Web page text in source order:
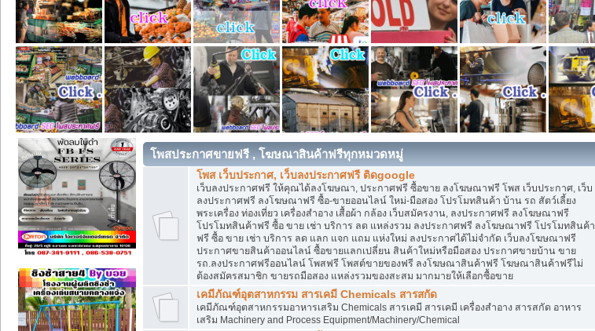
โพสประกาศขายฟรี , โฆษณาสินค้าฟรีทุกหมวดหมู่
โพส เว็บประกาศ, เว็บลงประกาศฟรี ติดgoogle
เว็บลงประกาศฟรี ให้คุณได้ลงโฆษณา, ประกาศฟรี ซื้อขาย ลงโฆษณาฟรี โพส เว็บประกาศ, เว็บ
ลงประกาศฟรี ลงโฆษณาฟรี ซื้อ-ขายออนไลน์ ใหม่-มือสอง โปรโมทสินค้า บ้าน รถ สัตว์เลี้ยง
พระเครื่อง ท่องเที่ยว เครื่องสำอาง เสื้อผ้า กล้อง เว็บสมัครงาน, ลงประกาศฟรี ลงโฆษณาฟรี
โปรโมทสินค้าฟรี ซื้อ ขาย เช่า บริการ ลด แหล่งรวม ลงประกาศฟรี ลงโฆษณาฟรี โปรโมทสินค้า
ฟรี ซื้อ ขาย เช่า บริการ ลด แลก แจก แถม แห่งใหม่ ลงประกาศได้ไม่จำกัด เว็บลงโฆษณาฟรี
ประกาศขายสินค้าออนไลน์ ซื้อขายแลกเปลี่ยน สินค้าใหม่หรือมือสอง ประกาศขายบ้าน ขาย
รถ.ลงประกาศฟรีออนไลน์ โพสฟรี โพสต์ขายของฟรี ลงโฆษณาสินค้าฟรี โฆษณาสินค้าฟรีไม่
ต้องสมัครสมาชิก ขายรถมือสอง แหล่งรวมของสะสม มากมายให้เลือกซื้อขาย
เคมีภัณฑ์อุตสาหกรรม สารเคมี Chemicals สารสกัด
เคมีภัณฑ์อุตสาหกรรมอาหารเสริม Chemicals สารเคมี สารเคมี เครื่องสำอาง สารสกัด อาหาร
เสริม Machinery and Process Equipment/Machinery/Chemical